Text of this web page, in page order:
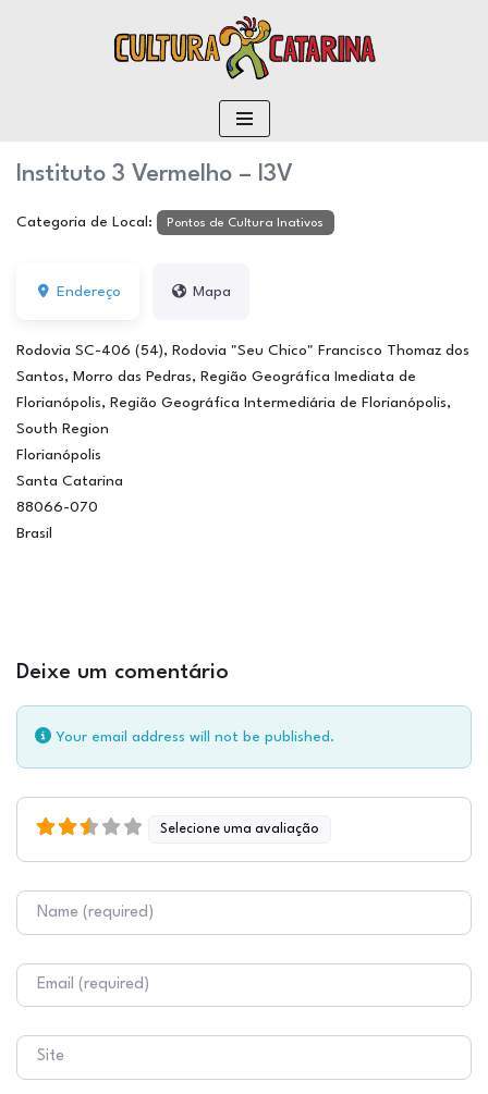
Instituto 3 Vermelho – I3V
Categoria de Local: Pontos de Cultura Inativos
Endereço Mapa
Rodovia SC-406 (54), Rodovia "Seu Chico" Francisco Thomaz dos
Santos, Morro das Pedras, Região Geográfica Imediata de
Florianópolis, Região Geográfica Intermediária de Florianópolis,
South Region
Florianópolis
Santa Catarina
88066-070
Brasil
Deixe um comentário
Your email address will not be published.
Selecione uma avaliação
Nome
E-mail
Site